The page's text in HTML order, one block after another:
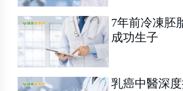
7年前冷凍
成功生子
乳癌中醫深